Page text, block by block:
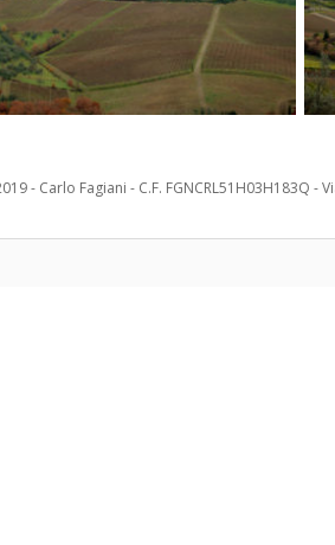
- Carlo Fagiani - C.F. FGNCRL51H03H183Q -